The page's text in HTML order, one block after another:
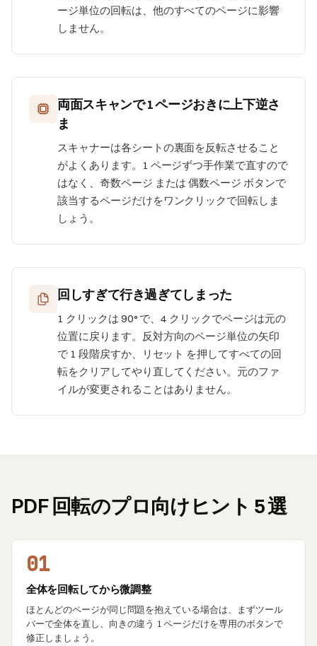
ージ単位の回転は、他のすべてのページに影響
しません。
両面スキャンで 1 ページおきに上下逆さ
ま
スキャナーは各シートの裏面を反転させること
がよくあります。1 ページずつ手作業で直すので
はなく、奇数ページ または 偶数ページ ボタンで
該当するページだけをワンクリックで回転しま
しょう。
回しすぎて行き過ぎてしまった
1 クリックは 90° で、4 クリックでページは元の
位置に戻ります。反対方向のページ単位の矢印
で 1 段階戻すか、リセット を押してすべての回
転をクリアしてやり直してください。元のファ
イルが変更されることはありません。
PDF 回転のプロ向けヒント 5 選
01
全体を回転してから微調整
ほとんどのページが同じ問題を抱えている場合は、まずツール
バーで全体を直し、向きの違う 1 ページだけを専用のボタンで
修正しましょう。